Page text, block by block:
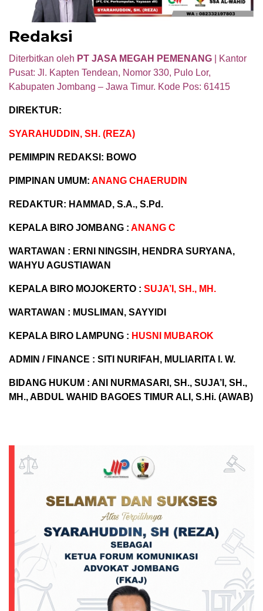
Redaksi
Diterbitkan oleh PT JASA MEGAH PEMENANG | Kantor
Pusat: Jl. Kapten Tendean, Nomor 330, Pulo Lor,
Kabupaten Jombang – Jawa Timur. Kode Pos: 61415
DIREKTUR:
SYARAHUDDIN, SH. (REZA)
PEMIMPIN REDAKSI: BOWO
PIMPINAN UMUM: ANANG CHAERUDIN
REDAKTUR: HAMMAD, S.A., S.Pd.
KEPALA BIRO JOMBANG : ANANG C
WARTAWAN : ERNI NINGSIH, HENDRA SURYANA,
WAHYU AGUSTIAWAN
KEPALA BIRO MOJOKERTO : SUJA’I, SH., MH.
WARTAWAN : MUSLIMAN, SAYYIDI
KEPALA BIRO LAMPUNG : HUSNI MUBAROK
ADMIN / FINANCE : SITI NURIFAH, MULIARITA I. W.
BIDANG HUKUM : ANI NURMASARI, SH., SUJA’I, SH.,
MH., ABDUL WAHID BAGOES TIMUR ALI, S.Hi. (AWAB)